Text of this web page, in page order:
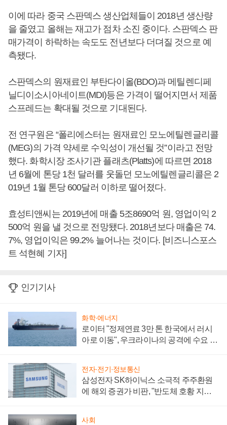
이에 따라 중국 스판덱스 생산업체들이 2018년 생산량
을 줄였고 올해는 재고가 점차 소진 중이다. 스판덱스 판
매가격이 하락하는 속도도 전년보다 더뎌질 것으로 예
측됐다.
스판덱스의 원재료인 부탄다이올(BDO)과 메틸렌디페
닐디이소시아네이트(MDI)등은 가격이 떨어지면서 제품
스프레드는 확대될 것으로 기대된다.
전 연구원은 “폴리에스터는 원재료인 모노에틸렌글리콜
(MEG)의 가격 약세로 수익성이 개선될 것”이라고 전망
했다. 화학시장 조사기관 플래츠(Platts)에 따르면 2018
년 6월에 톤당 1천 달러를 웃돌던 모노에틸렌글리콜은 2
019년 1월 톤당 600달러 이하로 떨어졌다.
효성티앤씨는 2019년에 매출 5조8690억 원, 영업이익 2
500억 원을 낼 것으로 전망됐다. 2018년보다 매출은 74.
7%, 영업이익은 99.2% 늘어나는 것이다. [비즈니스포스
트 석현혜 기자]
인기기사
화학·에너지
로이터 "정제연료 3만 톤 한국에서 러시
아로 이동", 우크라이나의 공격에 수요 늘
전자·전기·정보통신
삼성전자 SK하이닉스 소극적 주주환원
에 해외 증권가 비판, "반도체 호황 지속
사회